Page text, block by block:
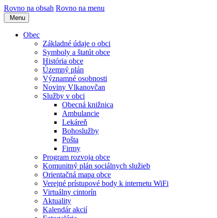
Rovno na obsah Rovno na menu
Menu
Obec
Základné údaje o obci
Symboly a štatút obce
História obce
Územný plán
Významné osobnosti
Noviny Vlkanovčan
Služby v obci
Obecná knižnica
Ambulancie
Lekáreň
Bohoslužby
Pošta
Firmy
Program rozvoja obce
Komunitný plán sociálnych služieb
Orientačná mapa obce
Verejné prístupové body k internetu WiFi
Virtuálny cintorín
Aktuality
Kalendár akcií